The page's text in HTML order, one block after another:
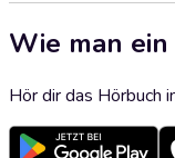
Wie man
Hör dir das Hörbuch